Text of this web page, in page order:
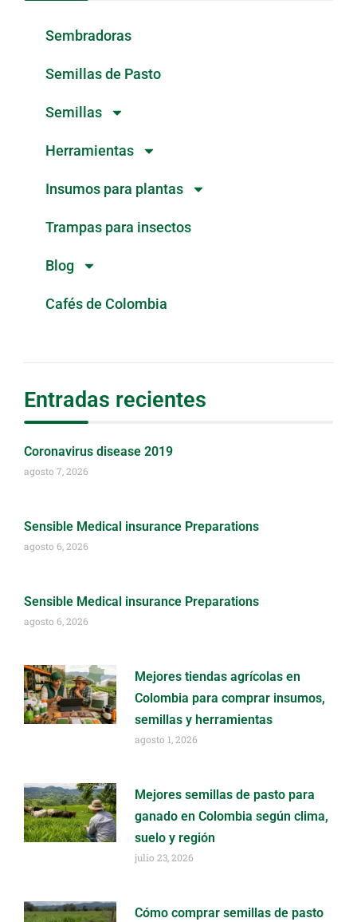
Sembradoras
Semillas de Pasto
Semillas
Herramientas
Insumos para plantas
Trampas para insectos
Blog
Cafés de Colombia
Entradas recientes
Coronavirus disease 2019
agosto 7, 2026
Sensible Medical insurance Preparations
agosto 6, 2026
Sensible Medical insurance Preparations
agosto 6, 2026
Mejores tiendas agrícolas en
Colombia para comprar insumos,
semillas y herramientas
agosto 1, 2026
Mejores semillas de pasto para
ganado en Colombia según clima,
suelo y región
julio 23, 2026
Cómo comprar semillas de pasto